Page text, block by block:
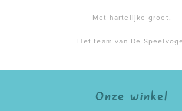
Met hartelijke groet,
Het team van De
Onze winkel